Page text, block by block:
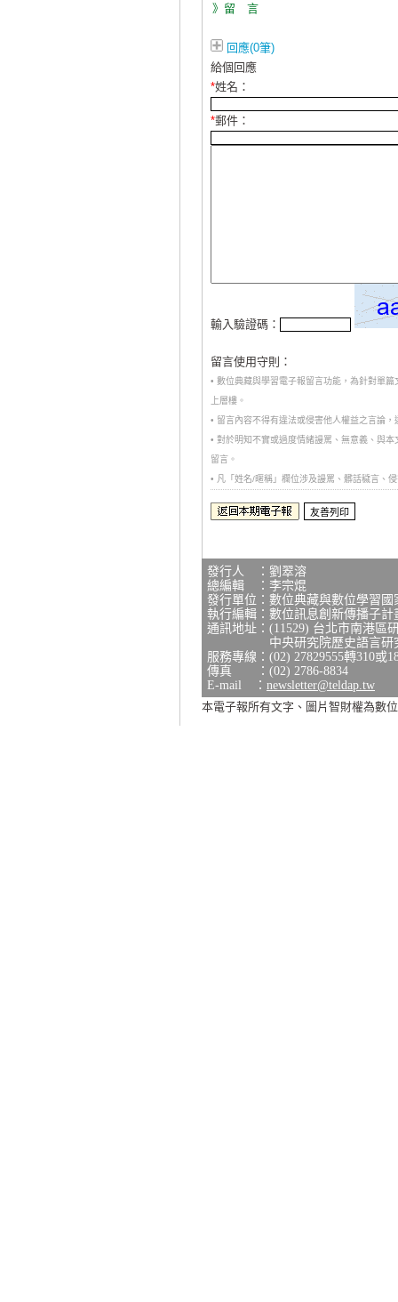
》留 言
回應(0筆)
給個回應
*姓名：
*郵件：
輸入驗證碼：
留言使用守則：
• 數位典藏與學習電子報留言功能，為針對單
上層樓。
• 留言內容不得有違法或侵害他人權益之言論
• 對於明知不實或過度情緒謾罵、無意義、與
留言。
• 凡「姓名/暱稱」欄位涉及謾罵、髒話穢言、
發行人 ：劉翠溶
總編輯 ：李宗焜
發行單位：數位典藏與數位學習
執行編輯：數位訊息創新傳播子計
通訊地址：(11529) 台北市南港區
中央研究院歷史語言研究
服務專線：(02) 27829555轉310或
傳真 ：(02) 2786-8834
E-mail ： newsletter@teldap.tw
本電子報所有文字、圖片智財權為數